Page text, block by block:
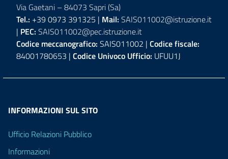
Via Gaetani – 84073 Sapri (Sa)
Tel.: +39 0973 391325 | Mail: SAIS011002@istruzione.it
| PEC: SAIS011002@pec.istruzione.it
Codice meccanografico: SAIS011002 | Codice fiscale:
84001780653 | Codice Univoco Ufficio: UFUU1J
INFORMAZIONI SUL SITO
Ufficio Relazioni Pubblico
Informazioni